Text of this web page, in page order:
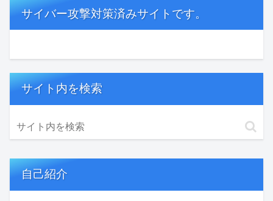
サイバー攻撃対策済みサイトです。
サイト内を検索
自己紹介